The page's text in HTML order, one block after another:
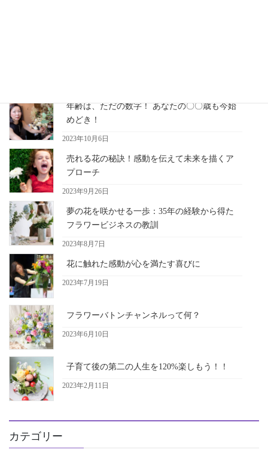
年齢は、ただの数字！ あなたの〇〇歳も今始
めどき！
2023年10月6日
売れる花の秘訣！感動を伝えて未来を描くア
プローチ
2023年9月26日
夢の花を咲かせる一歩：35年の経験から得た
フラワービジネスの教訓
2023年8月7日
花に触れた感動が心を満たす喜びに
2023年7月19日
フラワーバトンチャンネルって何？
2023年6月10日
子育て後の第二の人生を120%楽しもう！！
2023年2月11日
カテゴリー